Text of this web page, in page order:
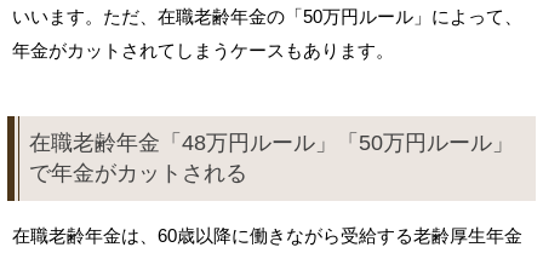
いいます。ただ、在職老齢年金の「50万円ルール」によって、
年金がカットされてしまうケースもあります。
在職老齢年金「48万円ルール」「50万円ルール」
で年金がカットされる
在職老齢年金は、60歳以降に働きながら受給する老齢厚生年金